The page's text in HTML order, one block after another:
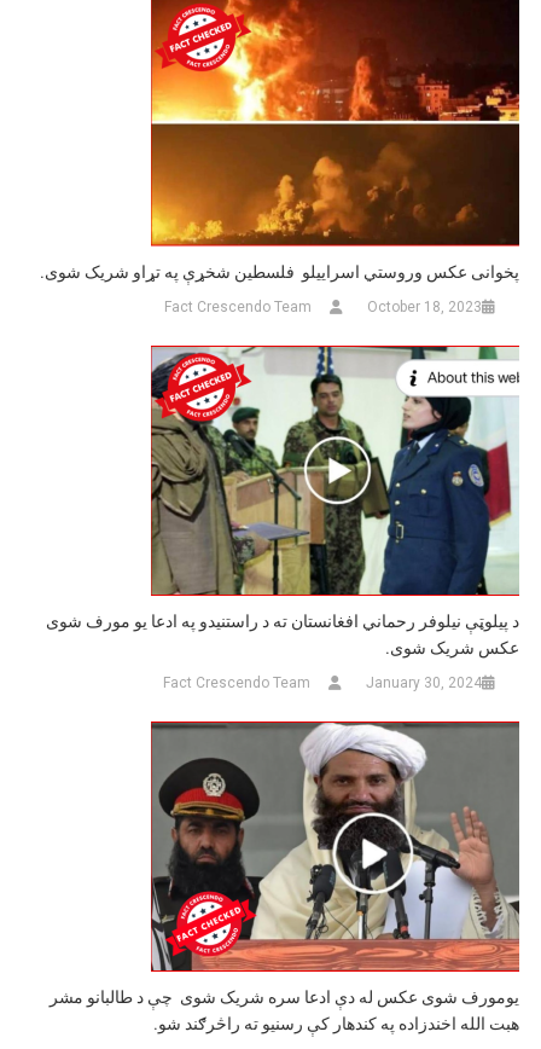
پخوانی عکس وروستي اسراییلو فلسطین شخړې په تړاو شریک شوی.
October 18, 2023
Fact Crescendo Team
د پیلوټې نیلوفر رحماني افغانستان ته د راستنیدو په ادعا یو مورف شوی
عکس شریک شوی.
January 30, 2024
Fact Crescendo Team
يومورف شوی عکس له دې ادعا سره شريک شوی چې د طالبانو مشر
هبت الله اخندزاده په کندهار کې رسنیو ته راڅرګند شو.